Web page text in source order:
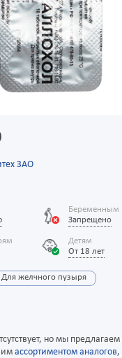
ЗАО
Беременным
Запрещено
Детям
От 18 лет
Для желчного пузыря
но мы
ассортиментом аналогов,